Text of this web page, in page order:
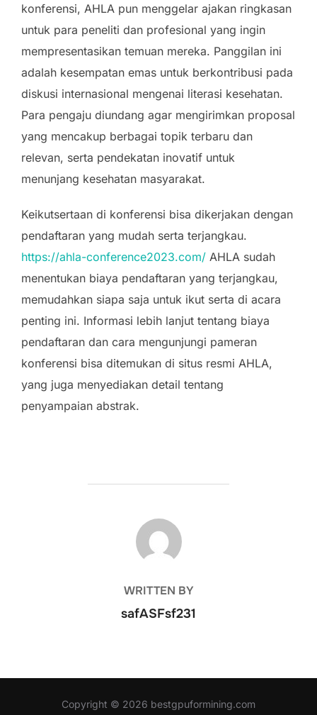
konferensi, AHLA pun menggelar ajakan ringkasan
untuk para peneliti dan profesional yang ingin
mempresentasikan temuan mereka. Panggilan ini
adalah kesempatan emas untuk berkontribusi pada
diskusi internasional mengenai literasi kesehatan.
Para pengaju diundang agar mengirimkan proposal
yang mencakup berbagai topik terbaru dan
relevan, serta pendekatan inovatif untuk
menunjang kesehatan masyarakat.
Keikutsertaan di konferensi bisa dikerjakan dengan
pendaftaran yang mudah serta terjangkau.
https://ahla-conference2023.com/ AHLA sudah
menentukan biaya pendaftaran yang terjangkau,
memudahkan siapa saja untuk ikut serta di acara
penting ini. Informasi lebih lanjut tentang biaya
pendaftaran dan cara mengunjungi pameran
konferensi bisa ditemukan di situs resmi AHLA,
yang juga menyediakan detail tentang
penyampaian abstrak.
POST AUTHOR
WRITTEN BY
safASFsf231
Copyright © 2026 bestgpuformining.com